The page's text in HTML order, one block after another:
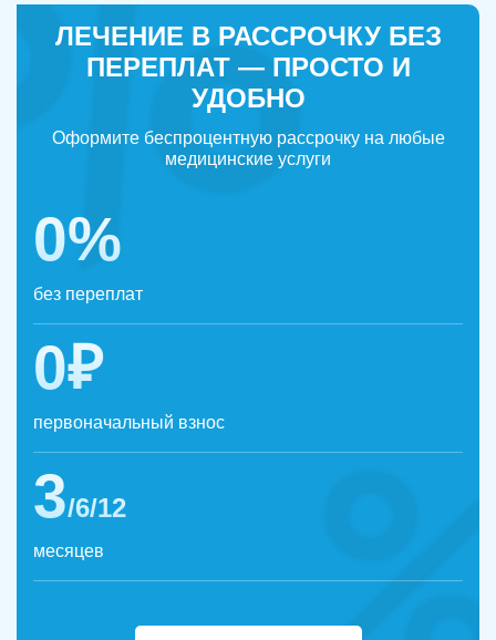
ЛЕЧЕНИЕ В РАССРОЧКУ БЕЗ
ПЕРЕПЛАТ — ПРОСТО И
УДОБНО
Оформите беспроцентную рассрочку на любые
медицинские услуги
0%
без переплат
0₽
первоначальный взнос
3/6/12
месяцев